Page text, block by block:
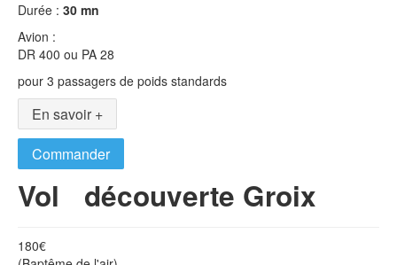
Durée : 30 mn
Avion :
DR 400 ou PA 28
pour 3 passagers de poids standards
En savoir +
Commander
Vol découverte Groix
180€